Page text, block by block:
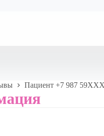
Пациент +7 987